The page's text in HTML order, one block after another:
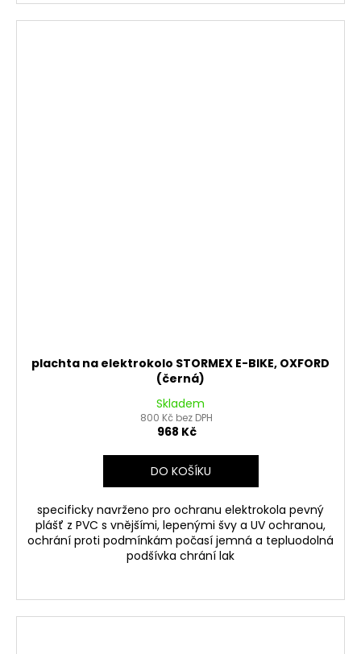
plachta na elektrokolo STORMEX E-BIKE, OXFORD
(černá)
Skladem
800 Kč bez DPH
968 Kč
DO KOŠÍKU
specificky navrženo pro ochranu elektrokola pevný
plášť z PVC s vnějšími, lepenými švy a UV ochranou,
ochrání proti podmínkám počasí jemná a tepluodolná
podšívka chrání lak